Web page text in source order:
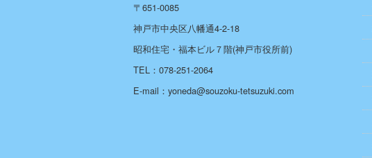
〒651-0085
神戸市中央区八幡通4-2-18
昭和住宅・福本ビル７階(神戸市役所前)
TEL：078-251-2064
E-mail：yoneda@souzoku-tetsuzuki.com